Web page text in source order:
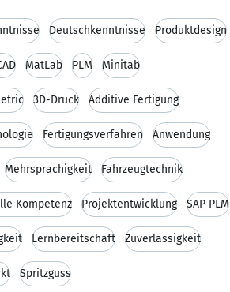
Deutschkenntnisse Produktdesign
MatLab PLM Minitab
3D-Druck Additive Fertigung
Fertigungsverfahren Anwendung
Mehrsprachigkeit Fahrzeugtechnik
Kompetenz Projektentwicklung SAP PLM
Lernbereitschaft Zuverlässigkeit
Spritzguss